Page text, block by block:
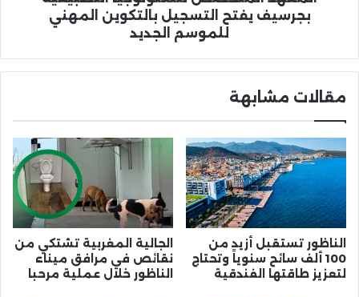
بجرسيف يفتح التسجيل بالتكوين المهني
للموسم الجديد
مقالات مشابهة
الناظور تستقبل أزيد من
100 ألف سائح سنوياً وتحتاج
لتعزيز طاقتها الفندقية
الجالية المغربية تشتكي من
نقائص في مرافق ميناء
الناظور خلال عملية مرحبا